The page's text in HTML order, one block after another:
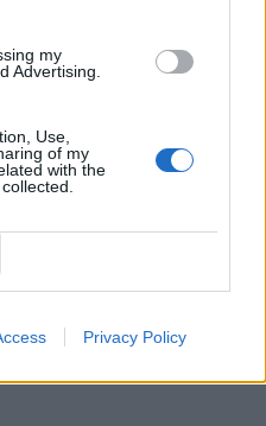
my
Advertising.
Use,
of my
with the
Privacy Policy